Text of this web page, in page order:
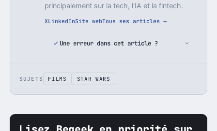
principalement sur la tech, l'IA et la fintech.
XLinkedInSite webTous ses articles →
Une erreur dans cet article ?
SUJETS FILMS STAR WARS